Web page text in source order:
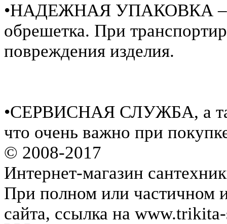
•НАДЕЖНАЯ УПАКОВКА –
обрешетка. При
повреждения изделия.
•СЕРВИСНАЯ СЛУЖБА, а
что очень важно при
© 2008-2017
Интернет-магазин
При полном или частичном
сайта, ссылка на